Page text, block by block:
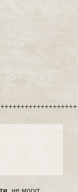
, не могут